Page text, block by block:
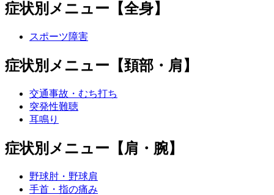
症状別メニュー【全身】
スポーツ障害
症状別メニュー【頚部・肩】
交通事故・むち打ち
突発性難聴
耳鳴り
症状別メニュー【肩・腕】
野球肘・野球肩
手首・指の痛み